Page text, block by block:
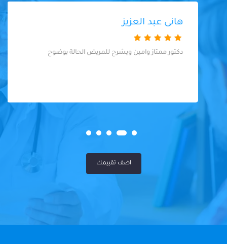
هانى عبد العزيز
دكتور ممتاز وامين ويشرح للمريض الحالة بوضوح
اضف تقييمك